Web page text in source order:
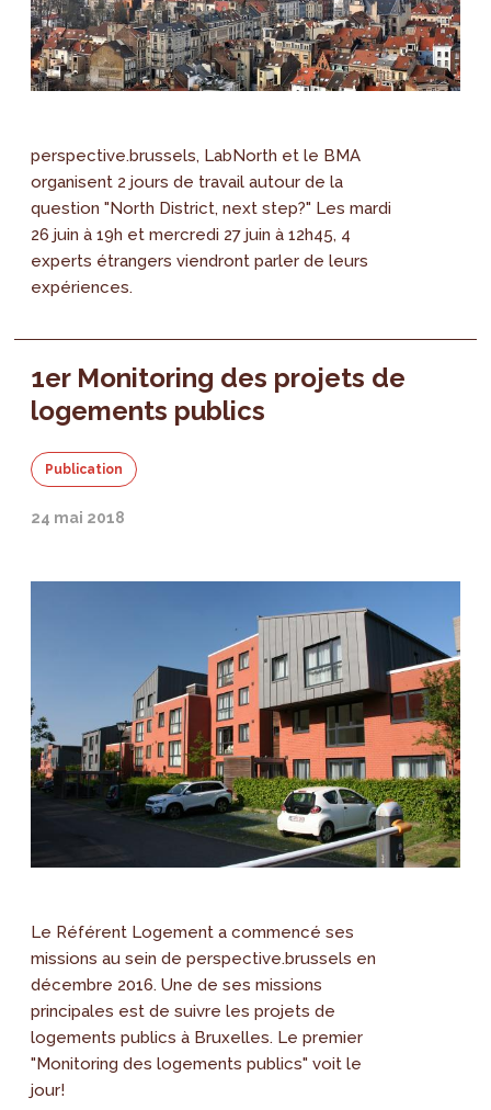
perspective.brussels, LabNorth et le BMA
organisent 2 jours de travail autour de la
question "North District, next step?" Les mardi
26 juin à 19h et mercredi 27 juin à 12h45, 4
experts étrangers viendront parler de leurs
expériences.
1er Monitoring des projets de
logements publics
Publication
24 mai 2018
Le Référent Logement a commencé ses
missions au sein de perspective.brussels en
décembre 2016. Une de ses missions
principales est de suivre les projets de
logements publics à Bruxelles. Le premier
"Monitoring des logements publics" voit le
jour!